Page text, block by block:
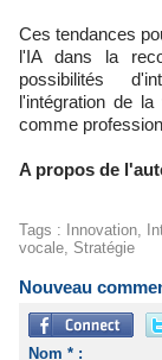
Ces tendances
l'IA dans la
possibilités
l'intégration de
comme
A propos de
Tags : Innovation
vocale Stratégie
Nouveau
Nom * :